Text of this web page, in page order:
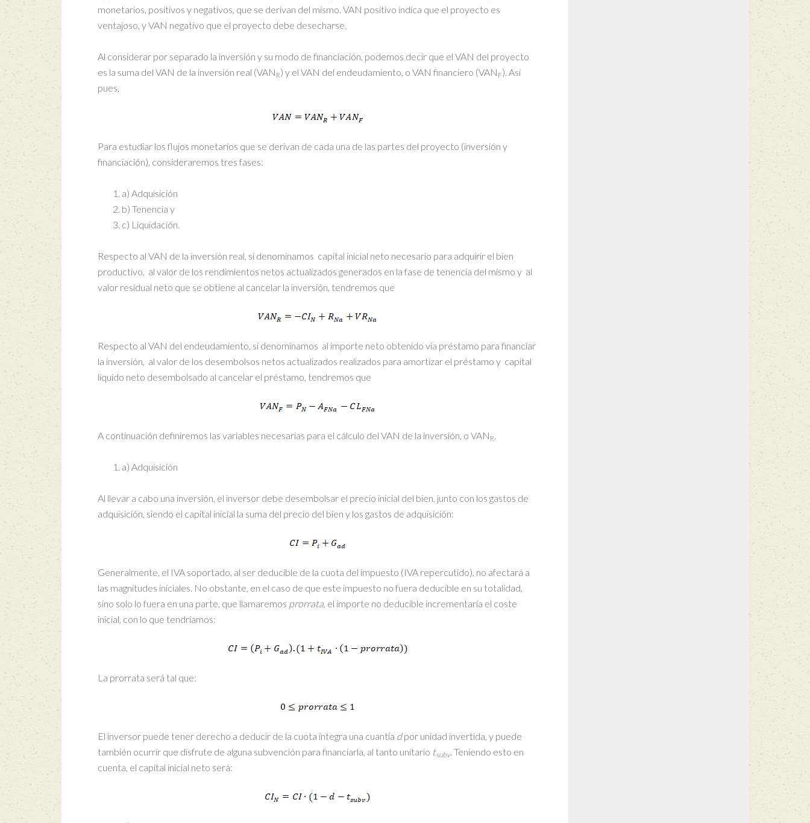
monetarios, positivos y negativos, que se derivan del mismo. VAN positivo indica que el proyecto es
ventajoso, y VAN negativo que el proyecto debe desecharse.
Al considerar por separado la inversión y su modo de financiación, podemos decir que el VAN del proyecto
es la suma del VAN de la inversión real (VAN R) y el VAN del endeudamiento, o VAN financiero (VAN F). Así
pues,
Para estudiar los flujos monetarios que se derivan de cada una de las partes del proyecto (inversión y
financiación), consideraremos tres fases:
a) Adquisición
b) Tenencia y
c) Liquidación.
Respecto al VAN de la inversión real, si denominamos capital inicial neto necesario para adquirir el bien
productivo, al valor de los rendimientos netos actualizados generados en la fase de tenencia del mismo y al
valor residual neto que se obtiene al cancelar la inversión, tendremos que
Respecto al VAN del endeudamiento, si denominamos al importe neto obtenido vía préstamo para financiar
la inversión, al valor de los desembolsos netos actualizados realizados para amortizar el préstamo y capital
líquido neto desembolsado al cancelar el préstamo, tendremos que
A continuación definiremos las variables necesarias para el cálculo del VAN de la inversión, o VAN R.
a) Adquisición
Al llevar a cabo una inversión, el inversor debe desembolsar el precio inicial del bien, junto con los gastos de
adquisición, siendo el capital inicial la suma del precio del bien y los gastos de adquisición:
Generalmente, el IVA soportado, al ser deducible de la cuota del impuesto (IVA repercutido), no afectará a
las magnitudes iniciales. No obstante, en el caso de que este impuesto no fuera deducible en su totalidad,
sino solo lo fuera en una parte, que llamaremos prorrata, el importe no deducible incrementaría el coste
inicial, con lo que tendríamos:
La prorrata será tal que:
El inversor puede tener derecho a deducir de la cuota íntegra una cuantía dpor unidad invertida, y puede
también ocurrir que disfrute de alguna subvención para financiarla, al tanto unitario tsubv. Teniendo esto en
cuenta, el capital inicial neto será: